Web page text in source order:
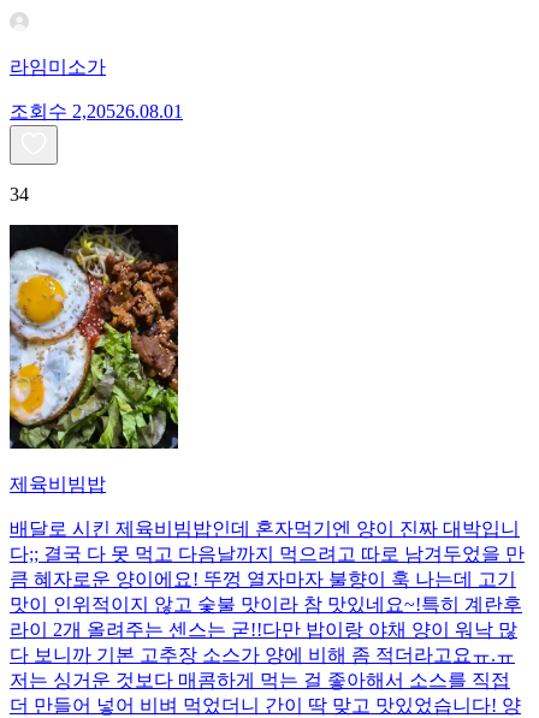
라임미소가
조회수 2,20526.08.01
34
제육비빔밥
배달로 시킨 제육비빔밥인데 혼자먹기엔 양이 진짜 대박입니
다;; 결국 다 못 먹고 다음날까지 먹으려고 따로 남겨두었을 만
큼 혜자로운 양이에요! 뚜껑 열자마자 불향이 훅 나는데 고기
맛이 인위적이지 않고 숯불 맛이라 참 맛있네요~!특히 계란후
라이 2개 올려주는 센스는 굳!! ​다만 밥이랑 야채 양이 워낙 많
다 보니까 기본 고추장 소스가 양에 비해 좀 적더라고요ㅠ.ㅠ
저는 싱거운 것보다 매콤하게 먹는 걸 좋아해서 소스를 직접
더 만들어 넣어 비벼 먹었더니 간이 딱 맞고 맛있었습니다! 양